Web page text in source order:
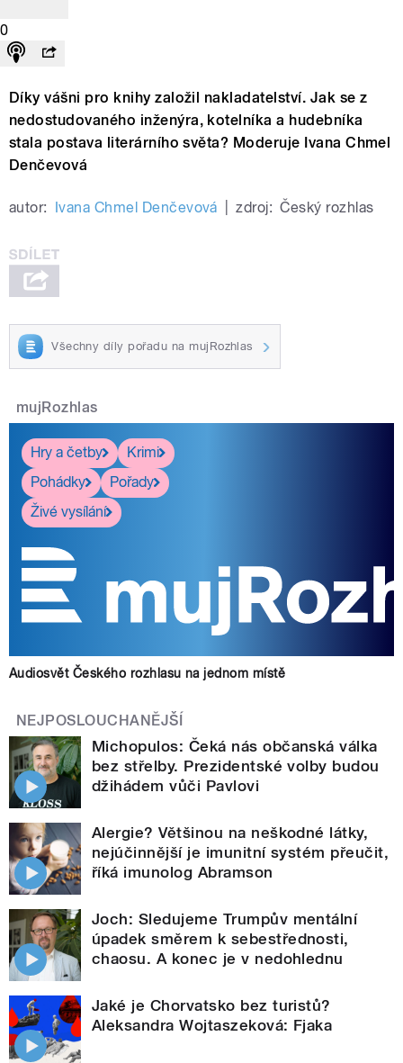
0
Díky vášni pro knihy založil nakladatelství. Jak se z
nedostudovaného inženýra, kotelníka a hudebníka
stala postava literárního světa? Moderuje Ivana Chmel
Denčevová
autor: Ivana Chmel Denčevová zdroj: Český rozhlas
Všechny díly pořadu na mujRozhlas
mujRozhlas
Hry a četby
Krimi
Pohádky
Pořady
Živé vysílání
Audiosvět Českého rozhlasu na jednom místě
NEJPOSLOUCHANĚJŠÍ
Michopulos: Čeká nás občanská válka
bez střelby. Prezidentské volby budou
džihádem vůči Pavlovi
Alergie? Většinou na neškodné látky,
nejúčinnější je imunitní systém přeučit,
říká imunolog Abramson
Joch: Sledujeme Trumpův mentální
úpadek směrem k sebestřednosti,
chaosu. A konec je v nedohlednu
Jaké je Chorvatsko bez turistů?
Aleksandra Wojtaszeková: Fjaka